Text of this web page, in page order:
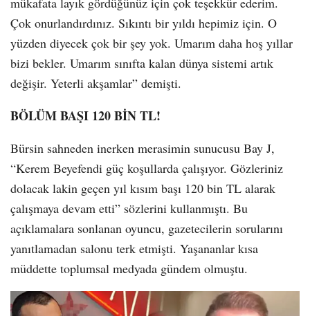
Çok onurlandırdınız. Sıkıntı bir yıldı hepimiz için. O
yüzden diyecek çok bir şey yok. Umarım daha hoş yıllar
bizi bekler. Umarım sınıfta kalan dünya sistemi artık
değişir. Yeterli akşamlar” demişti.
BÖLÜM BAŞI 120 BİN TL!
Bürsin sahneden inerken merasimin sunucusu Bay J,
“Kerem Beyefendi güç koşullarda çalışıyor. Gözleriniz
dolacak lakin geçen yıl kısım başı 120 bin TL alarak
çalışmaya devam etti” sözlerini kullanmıştı. Bu
açıklamalara sonlanan oyuncu, gazetecilerin sorularını
yanıtlamadan salonu terk etmişti. Yaşananlar kısa
müddette toplumsal medyada gündem olmuştu.